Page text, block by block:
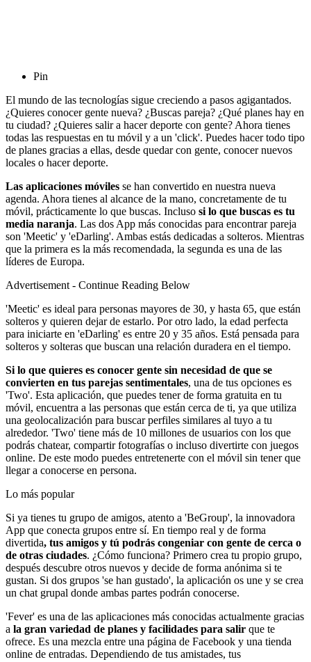
Pin
El mundo de las tecnologías sigue creciendo a pasos agigantados.
¿Quieres conocer gente nueva? ¿Buscas pareja? ¿Qué planes hay en
tu ciudad? ¿Quieres salir a hacer deporte con gente? Ahora tienes
todas las respuestas en tu móvil y a un 'click'. Puedes hacer todo tipo
de planes gracias a ellas, desde quedar con gente, conocer nuevos
locales o hacer deporte.
Las aplicaciones móviles se han convertido en nuestra nueva
agenda. Ahora tienes al alcance de la mano, concretamente de tu
móvil, prácticamente lo que buscas. Incluso si lo que buscas es tu
media naranja. Las dos App más conocidas para encontrar pareja
son 'Meetic' y 'eDarling'. Ambas estás dedicadas a solteros. Mientras
que la primera es la más recomendada, la segunda es una de las
líderes de Europa.
Advertisement - Continue Reading Below
'Meetic' es ideal para personas mayores de 30, y hasta 65, que están
solteros y quieren dejar de estarlo. Por otro lado, la edad perfecta
para iniciarte en 'eDarling' es entre 20 y 35 años. Está pensada para
solteros y solteras que buscan una relación duradera en el tiempo.
Si lo que quieres es conocer gente sin necesidad de que se
convierten en tus parejas sentimentales, una de tus opciones es
'Two'. Esta aplicación, que puedes tener de forma gratuita en tu
móvil, encuentra a las personas que están cerca de ti, ya que utiliza
una geolocalización para buscar perfiles similares al tuyo a tu
alrededor. 'Two' tiene más de 10 millones de usuarios con los que
podrás chatear, compartir fotografías o incluso divertirte con juegos
online. De este modo puedes entretenerte con el móvil sin tener que
llegar a conocerse en persona.
Lo más popular
Si ya tienes tu grupo de amigos, atento a 'BeGroup', la innovadora
App que conecta grupos entre sí. En tiempo real y de forma
divertida, tus amigos y tú podrás congeniar con gente de cerca o
de otras ciudades. ¿Cómo funciona? Primero crea tu propio grupo,
después descubre otros nuevos y decide de forma anónima si te
gustan. Si dos grupos 'se han gustado', la aplicación os une y se crea
un chat grupal donde ambas partes podrán conocerse.
'Fever' es una de las aplicaciones más conocidas actualmente gracias
a la gran variedad de planes y facilidades para salir que te
ofrece. Es una mezcla entre una página de Facebook y una tienda
online de entradas. Dependiendo de tus amistades, tus